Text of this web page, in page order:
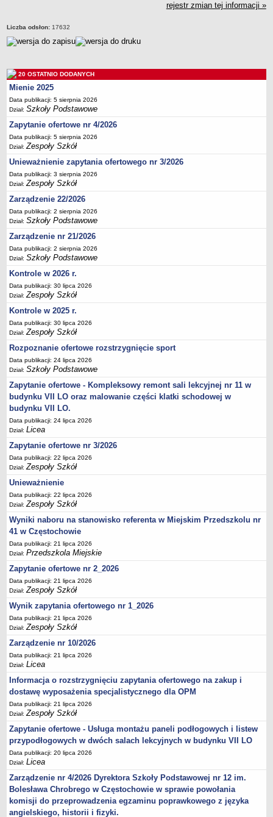
Zespół Poradni
BIURO FINANSÓW OŚWIATY
Statut
Godziny dyżurów
Ogłoszenia
Zarządzenia
Rejestry, ewidencje, archiwa
Kontrole
PONOWNE WYKORZYSTYWANIE
Sprawozdania
Deklaracja dostępności
DEKLARACJA DOSTĘPNOŚCI
OŚWIADCZENIA MAJĄTKOWE
PONOWNE WYKORZYSTYWANIE
UDOSTĘPNIANIE INFORMACJI PUBLICZNEJ
OCHRONA DANYCH OSOBOWYCH
rejestr zmian tej informacji »
Liczba odsłon: 17632
20 OSTATNIO DODANYCH
Mienie 2025
Data publikacji: 5 sierpnia 2026
Dział:Szkoły Podstawowe
Zapytanie ofertowe nr 4/2026
Data publikacji: 5 sierpnia 2026
Dział:Zespoły Szkół
Unieważnienie zapytania ofertowego nr 3/2026
Data publikacji: 3 sierpnia 2026
Dział:Zespoły Szkół
Zarządzenie 22/2026
Data publikacji: 2 sierpnia 2026
Dział:Szkoły Podstawowe
Zarządzenie nr 21/2026
Data publikacji: 2 sierpnia 2026
Dział:Szkoły Podstawowe
Kontrole w 2026 r.
Data publikacji: 30 lipca 2026
Dział:Zespoły Szkół
Kontrole w 2025 r.
Data publikacji: 30 lipca 2026
Dział:Zespoły Szkół
Rozpoznanie ofertowe rozstrzygnięcie sport
Data publikacji: 24 lipca 2026
Dział:Szkoły Podstawowe
Zapytanie ofertowe - Kompleksowy remont sali lekcyjnej nr 11 w
budynku VII LO oraz malowanie części klatki schodowej w
budynku VII LO.
Data publikacji: 24 lipca 2026
Dział:Licea
Zapytanie ofertowe nr 3/2026
Data publikacji: 22 lipca 2026
Dział:Zespoły Szkół
Unieważnienie
Data publikacji: 22 lipca 2026
Dział:Zespoły Szkół
Wyniki naboru na stanowisko referenta w Miejskim Przedszkolu nr
41 w Częstochowie
Data publikacji: 21 lipca 2026
Dział:Przedszkola Miejskie
Zapytanie ofertowe nr 2_2026
Data publikacji: 21 lipca 2026
Dział:Zespoły Szkół
Wynik zapytania ofertowego nr 1_2026
Data publikacji: 21 lipca 2026
Dział:Zespoły Szkół
Zarządzenie nr 10/2026
Data publikacji: 21 lipca 2026
Dział:Licea
Informacja o rozstrzygnięciu zapytania ofertowego na zakup i
dostawę wyposażenia specjalistycznego dla OPM
Data publikacji: 21 lipca 2026
Dział:Zespoły Szkół
Zapytanie ofertowe - Usługa montażu paneli podłogowych i listew
przypodłogowych w dwóch salach lekcyjnych w budynku VII LO
Data publikacji: 20 lipca 2026
Dział:Licea
Zarządzenie nr 4/2026 Dyrektora Szkoły Podstawowej nr 12 im.
Bolesława Chrobrego w Częstochowie w sprawie powołania
komisji do przeprowadzenia egzaminu poprawkowego z języka
angielskiego, historii i fizyki.